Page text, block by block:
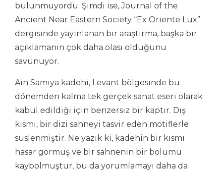
bulunmuyordu. Şimdi ise, Journal of the
Ancient Near Eastern Society “Ex Oriente Lux”
dergisinde yayınlanan bir araştırma, başka bir
açıklamanın çok daha olası olduğunu
savunuyor.
Ain Samiya kadehi, Levant bölgesinde bu
dönemden kalma tek gerçek sanat eseri olarak
kabul edildiği için benzersiz bir kaptır. Dış
kısmı, bir dizi sahneyi tasvir eden motiflerle
süslenmiştir. Ne yazık ki, kadehin bir kısmı
hasar görmüş ve bir sahnenin bir bölümü
kaybolmuştur, bu da yorumlamayı daha da